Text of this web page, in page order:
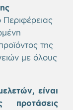
Περιφέρειας
της
με όλους
είναι